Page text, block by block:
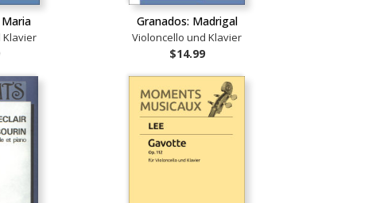
Klavier
Granados: Madrigal
Violoncello und Klavier
$14.99